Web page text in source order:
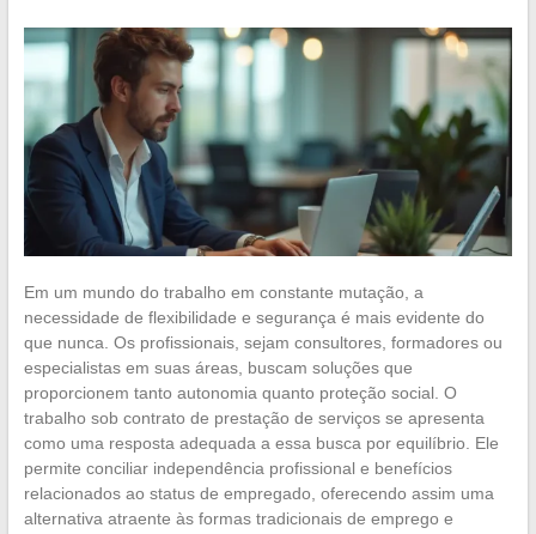
Em um mundo do trabalho em constante mutação, a
necessidade de flexibilidade e segurança é mais evidente do
que nunca. Os profissionais, sejam consultores, formadores ou
especialistas em suas áreas, buscam soluções que
proporcionem tanto autonomia quanto proteção social. O
trabalho sob contrato de prestação de serviços se apresenta
como uma resposta adequada a essa busca por equilíbrio. Ele
permite conciliar independência profissional e benefícios
relacionados ao status de empregado, oferecendo assim uma
alternativa atraente às formas tradicionais de emprego e